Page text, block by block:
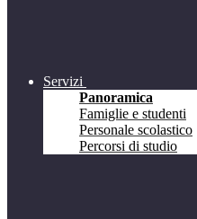
Servizi
Panoramica
Famiglie e studenti
Personale scolastico
Percorsi di studio